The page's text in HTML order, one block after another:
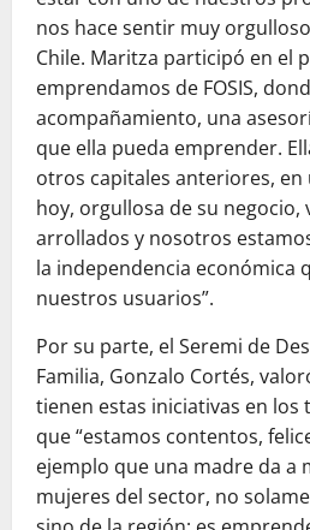
nos hace sentir muy
Chile. Maritza participó en el
emprendamos de FOSIS,
acompañamiento, una
que ella pueda emprender.
otros capitales anteriores, en
hoy, orgullosa de su negocio,
arrollados y nosotros
la independencia económica
nuestros usuarios”.
Por su parte, el Seremi de
Familia, Gonzalo Cortés,
tienen estas iniciativas en
que “estamos contentos,
ejemplo que una madre da a
mujeres del sector, no